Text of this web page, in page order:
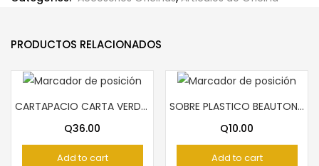
PRODUCTOS RELACIONADOS
CARTAPACIO CARTA VERDE, 1 PULGADA
Q36.00
Add to cart
SOBRE PLASTICO BEAUTONE AMARILLOS
Q10.00
Add to cart